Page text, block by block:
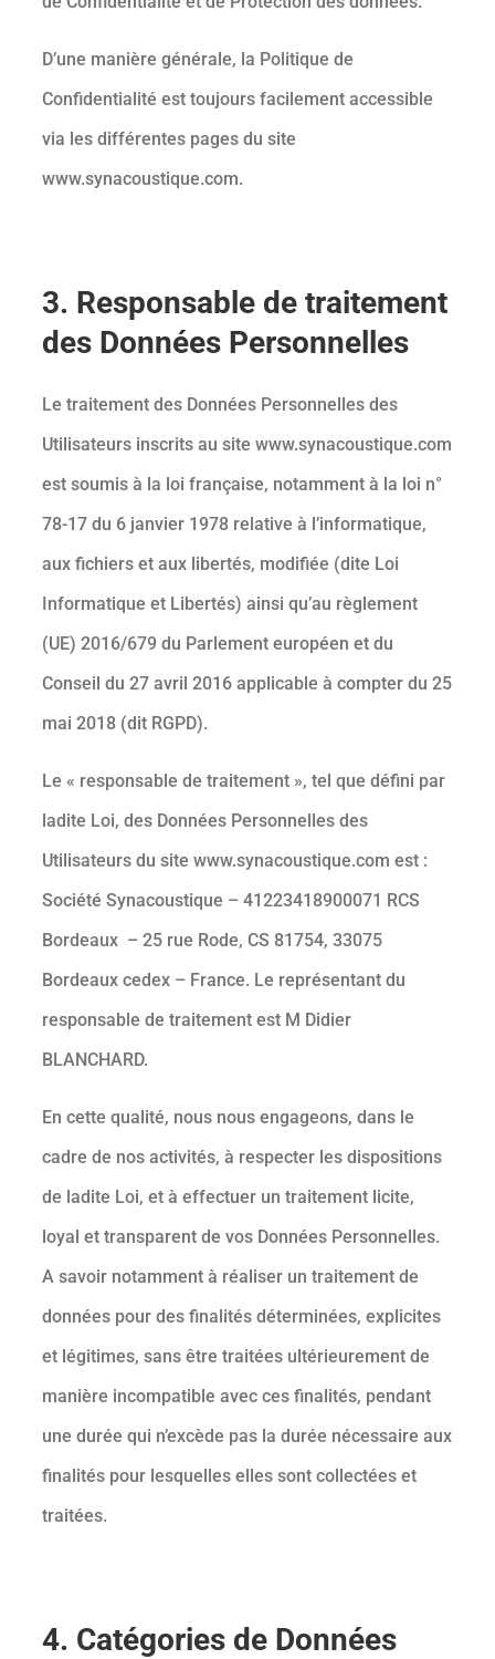
D’une manière générale, la Politique de
Confidentialité est toujours facilement accessible
via les différentes pages du site
www.synacoustique.com.
3. Responsable de traitement
des Données Personnelles
Le traitement des Données Personnelles des
Utilisateurs inscrits au site www.synacoustique.com
est soumis à la loi française, notamment à la loi n°
78-17 du 6 janvier 1978 relative à l’informatique,
aux fichiers et aux libertés, modifiée (dite Loi
Informatique et Libertés) ainsi qu’au règlement
(UE) 2016/679 du Parlement européen et du
Conseil du 27 avril 2016 applicable à compter du 25
mai 2018 (dit RGPD).
Le « responsable de traitement », tel que défini par
ladite Loi, des Données Personnelles des
Utilisateurs du site www.synacoustique.com est :
Société Synacoustique – 41223418900071 RCS
Bordeaux – 25 rue Rode, CS 81754, 33075
Bordeaux cedex – France. Le représentant du
responsable de traitement est M Didier
BLANCHARD.
En cette qualité, nous nous engageons, dans le
cadre de nos activités, à respecter les dispositions
de ladite Loi, et à effectuer un traitement licite,
loyal et transparent de vos Données Personnelles.
A savoir notamment à réaliser un traitement de
données pour des finalités déterminées, explicites
et légitimes, sans être traitées ultérieurement de
manière incompatible avec ces finalités, pendant
une durée qui n’excède pas la durée nécessaire aux
finalités pour lesquelles elles sont collectées et
traitées.
4. Catégories de Données